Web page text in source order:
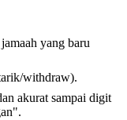
yang baru
withdraw).
akurat sampai digit